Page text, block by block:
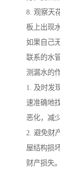
8. 观察天
板上出现
如果自己
联系的水
测漏水的
1. 及时发
速准确地
恶化，减
2. 避免财
屋结构损
财产损失